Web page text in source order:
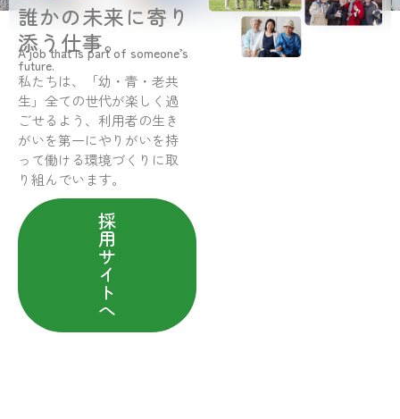
誰かの未来に寄り
添う仕事。
A job that is part of someone’s
future.
私たちは、「幼・青・老共
生」全ての世代が楽しく過
ごせるよう、利用者の生き
がいを第一にやりがいを持
って働ける環境づくりに取
り組んでいます。
採
用
サ
イ
ト
へ